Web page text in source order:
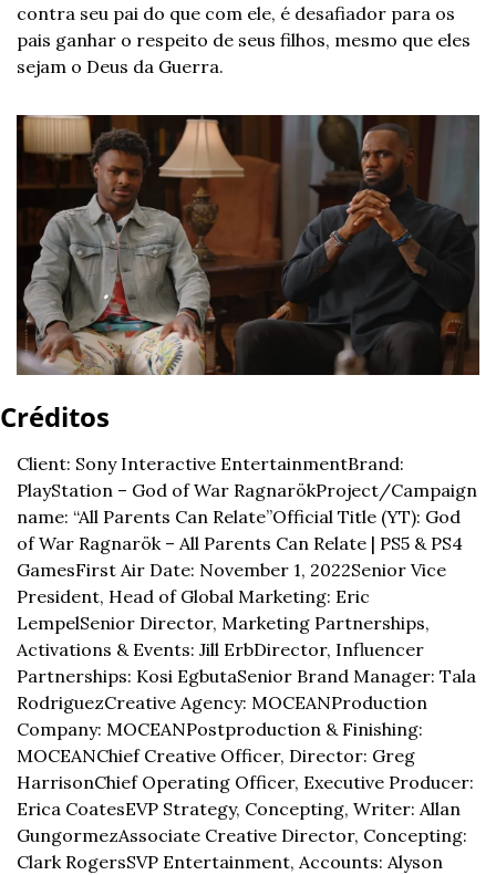
contra seu pai do que com ele, é desafiador para os
pais ganhar o respeito de seus filhos, mesmo que eles
sejam o Deus da Guerra.
Créditos
Client: Sony Interactive EntertainmentBrand:
PlayStation – God of War RagnarökProject/Campaign
name: “All Parents Can Relate”Official Title (YT): God
of War Ragnarök – All Parents Can Relate | PS5 & PS4
GamesFirst Air Date: November 1, 2022Senior Vice
President, Head of Global Marketing: Eric
LempelSenior Director, Marketing Partnerships,
Activations & Events: Jill ErbDirector, Influencer
Partnerships: Kosi EgbutaSenior Brand Manager: Tala
RodriguezCreative Agency: MOCEANProduction
Company: MOCEANPostproduction & Finishing:
MOCEANChief Creative Officer, Director: Greg
HarrisonChief Operating Officer, Executive Producer:
Erica CoatesEVP Strategy, Concepting, Writer: Allan
GungormezAssociate Creative Director, Concepting:
Clark RogersSVP Entertainment, Accounts: Alyson